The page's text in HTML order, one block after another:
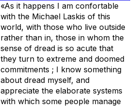
«As it happens I am confortable
with the Michael Laskis of this
world, with those who live outside
rather than in, those in whom the
sense of dread is so acute that
they turn to extreme and doomed
commitments ; I know something
about dread myself, and
appreciate the elaborate systems
with which some people manage